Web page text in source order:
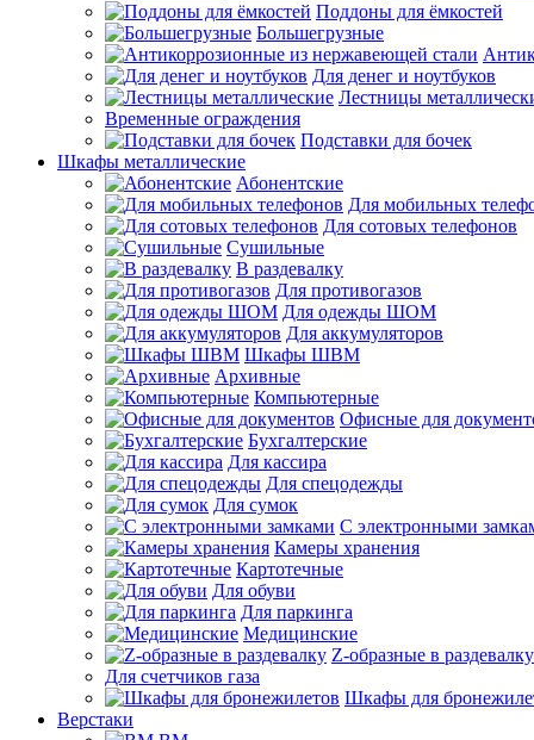
Поддоны для ёмкостей
Большегрузные
Для денег и ноутбуков
Лестницы
Временные ограждения
Подставки для бочек
Шкафы металлические
Абонентские
Для мобильных
Для сотовых телефонов
Сушильные
В раздевалку
Для противогазов
Для одежды ШОМ
Для аккумуляторов
Шкафы ШВМ
Архивные
Компьютерные
Офисные для
Бухгалтерские
Для кассира
Для спецодежды
Для сумок
С электронными
Камеры хранения
Картотечные
Для обуви
Для паркинга
Медицинские
Z-образные в раздевалку
Для счетчиков газа
Шкафы для
Верстаки